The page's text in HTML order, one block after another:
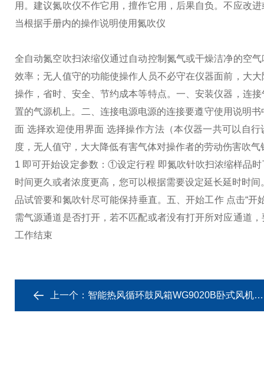
用。建议氮吹仪不作它用，擅作它用，后果自负。不应改
当根据手册内的操作说明使用氮吹仪
全自动氮空吹扫浓缩仪通过自动控制氮气或干燥洁净的空
效率；无人值守的功能使操作人员不必守在仪器面前，大
操作，省时、安全、节约成本等特点。 一、安装仪器，连接
置的气源机上。
二、连接电源电源的连接要遵守使用说明
面 选择欢迎使用界面 选择操作方法（本仪器一共可以自
度，无人值守，大大降低有害气体对操作者的劳动伤害吹
1 即可开始设定参数：①设定行程 即氮吹针吹扫浓缩样品
时间更久或者浓度更高，您可以根据需要设定延长延时时间
品试管要和氮吹针尽可能保持垂直。 五、开始工作 点击“开
需气源通道是否打开，若不匹配或者没有打开所对应通道
工作结束
上一个： 智能热风循环鼓风箱WG9020B卧式风机电烤箱